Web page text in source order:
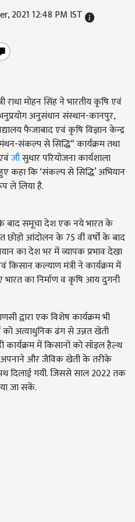
2021 12:48 PM IST
राधा मोहन सिंह ने भारतीय कृषि एवं
अनुसंधान संस्थान-कानपुर,
फैजाबाद एवं कृषि विज्ञान केन्द्र
मंथन-संकल्प से सिद्धि“ कार्यक्रम तथा
जौसुधार परियोजना कार्यशाला
कहा कि ‘संकल्प से सिद्धि’ अभियान
ले लिया है.
के बाद समूचा देश एक नये भारत के
छोड़ो आंदोलन के 75 वीं वर्षों के बाद
का देश भर में व्यापक प्रभाव देखा
किसान कल्याण मंत्री ने कार्यक्रम में
का निर्माण व कृषि आय दुगनी
द्वारा एक विशेष कार्यक्रम भी
अत्याधुनिक ढंग से उन्नत खेती
में किसानों को सॉइल हैल्थ
अपनाने और जैविक खेती के तरीके
दिलाई गयी. जिससे साल 2022 तक
जा सकें.